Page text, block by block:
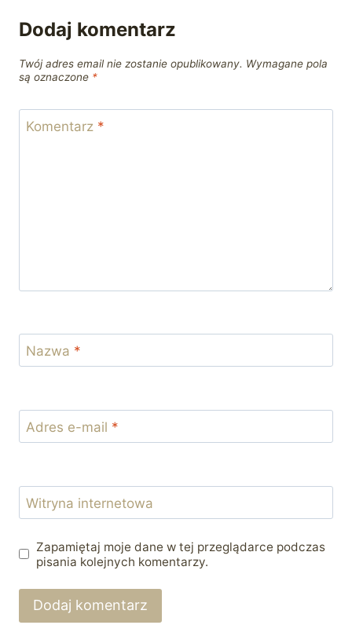
Dodaj komentarz
Twój adres email nie zostanie opublikowany. Wymagane pola
są oznaczone *
Komentarz *
Nazwa *
Adres e-mail *
Witryna internetowa
Zapamiętaj moje dane w tej przeglądarce podczas
pisania kolejnych komentarzy.